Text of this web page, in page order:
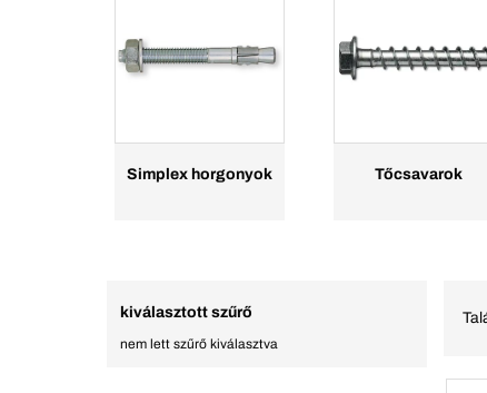
Simplex horgonyok Tőcsavarok
kiválasztott szűrő
nem lett szűrő kiválasztva